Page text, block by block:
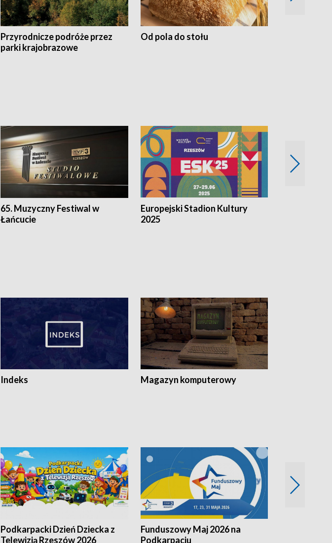
Przyrodnicze podróże przez
parki krajobrazowe
Od pola do stołu
65. Muzyczny Festiwal w
Łańcucie
Europejski Stadion Kultury
2025
Indeks Magazyn komputerowy
Podkarpacki Dzień Dziecka z
Telewizją Rzeszów 2026
Funduszowy Maj 2026 na
Podkarpaciu